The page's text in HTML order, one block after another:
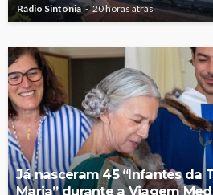
Rádio Sintonia 20 horas atrás
Já nasceram 45 “Infantes da
Maria” durante a Viagem